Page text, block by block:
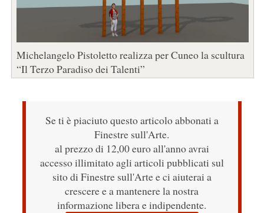
Michelangelo Pistoletto realizza per Cuneo la scultura
“Il Terzo Paradiso dei Talenti”
Se ti è piaciuto questo articolo abbonati a
Finestre sull'Arte.
al prezzo di 12,00 euro all'anno avrai
accesso illimitato agli articoli pubblicati sul
sito di Finestre sull'Arte e ci aiuterai a
crescere e a mantenere la nostra
informazione libera e indipendente.